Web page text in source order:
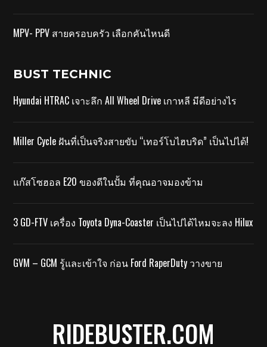
MPV- PPV สายครอบครัว เลือกคันไหนดี
BUST TECHNIC
Hyundai HTRAC เจาะลึก All Wheel Drive เกาหลี มีดีอย่างไร
Miller Cycle ฝันที่เป็นจริงสายขับ “เทอร์โบไฮบริด” เป็นไปได้!
แก๊สโซฮอล E20 ของดีในปั้ม ที่คุณอาจมองข้าม
3 GD-FTV เครื่อง Toyota Dyna-Coaster เป็นไปได้ไหมจะลง Hilux
GVM – GCM รู้และเข้าใจ ก่อน Ford RaperDuty วางขาย
RIDEBUSTER.COM